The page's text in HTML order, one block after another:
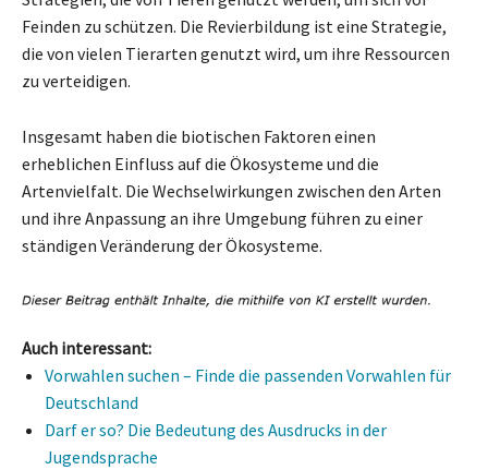
Feinden zu schützen. Die Revierbildung ist eine Strategie,
die von vielen Tierarten genutzt wird, um ihre Ressourcen
zu verteidigen.
Insgesamt haben die biotischen Faktoren einen
erheblichen Einfluss auf die Ökosysteme und die
Artenvielfalt. Die Wechselwirkungen zwischen den Arten
und ihre Anpassung an ihre Umgebung führen zu einer
ständigen Veränderung der Ökosysteme.
Auch interessant:
Vorwahlen suchen – Finde die passenden Vorwahlen für
Deutschland
Darf er so? Die Bedeutung des Ausdrucks in der
Jugendsprache